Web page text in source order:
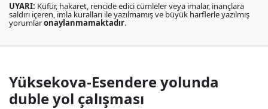
UYARI: Küfür, hakaret, rencide edici cümleler veya imalar, inançlara
saldırı içeren, imla kuralları ile yazılmamış ve büyük harflerle yazılmış
yorumlaronaylanmamaktadır.
Yüksekova-Esendere yolunda
duble yol çalışması